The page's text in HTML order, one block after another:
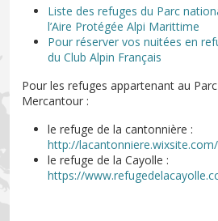
Liste des refuges du Parc
l’Aire Protégée Alpi Marittime
Pour réserver vos nuitées en
du Club Alpin Français
Pour les refuges appartenant au
Mercantour :
le refuge de la cantonnière :
http://
le refuge de la Cayolle :
https://